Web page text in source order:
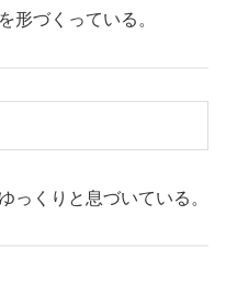
形づくっている。
っくりと息づいている。